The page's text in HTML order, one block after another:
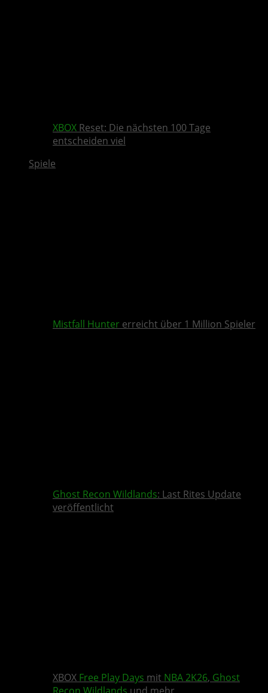
XBOX Reset: Die nächsten 100 Tage
entscheiden viel
Spiele
Mistfall Hunter erreicht über 1 Million Spieler
Ghost Recon Wildlands: Last Rites Update
veröffentlicht
XBOX Free Play Days mit NBA 2K26, Ghost